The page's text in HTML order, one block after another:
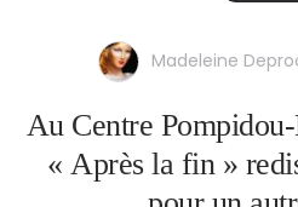
Madeleine
Au Centre
« Après la fin »